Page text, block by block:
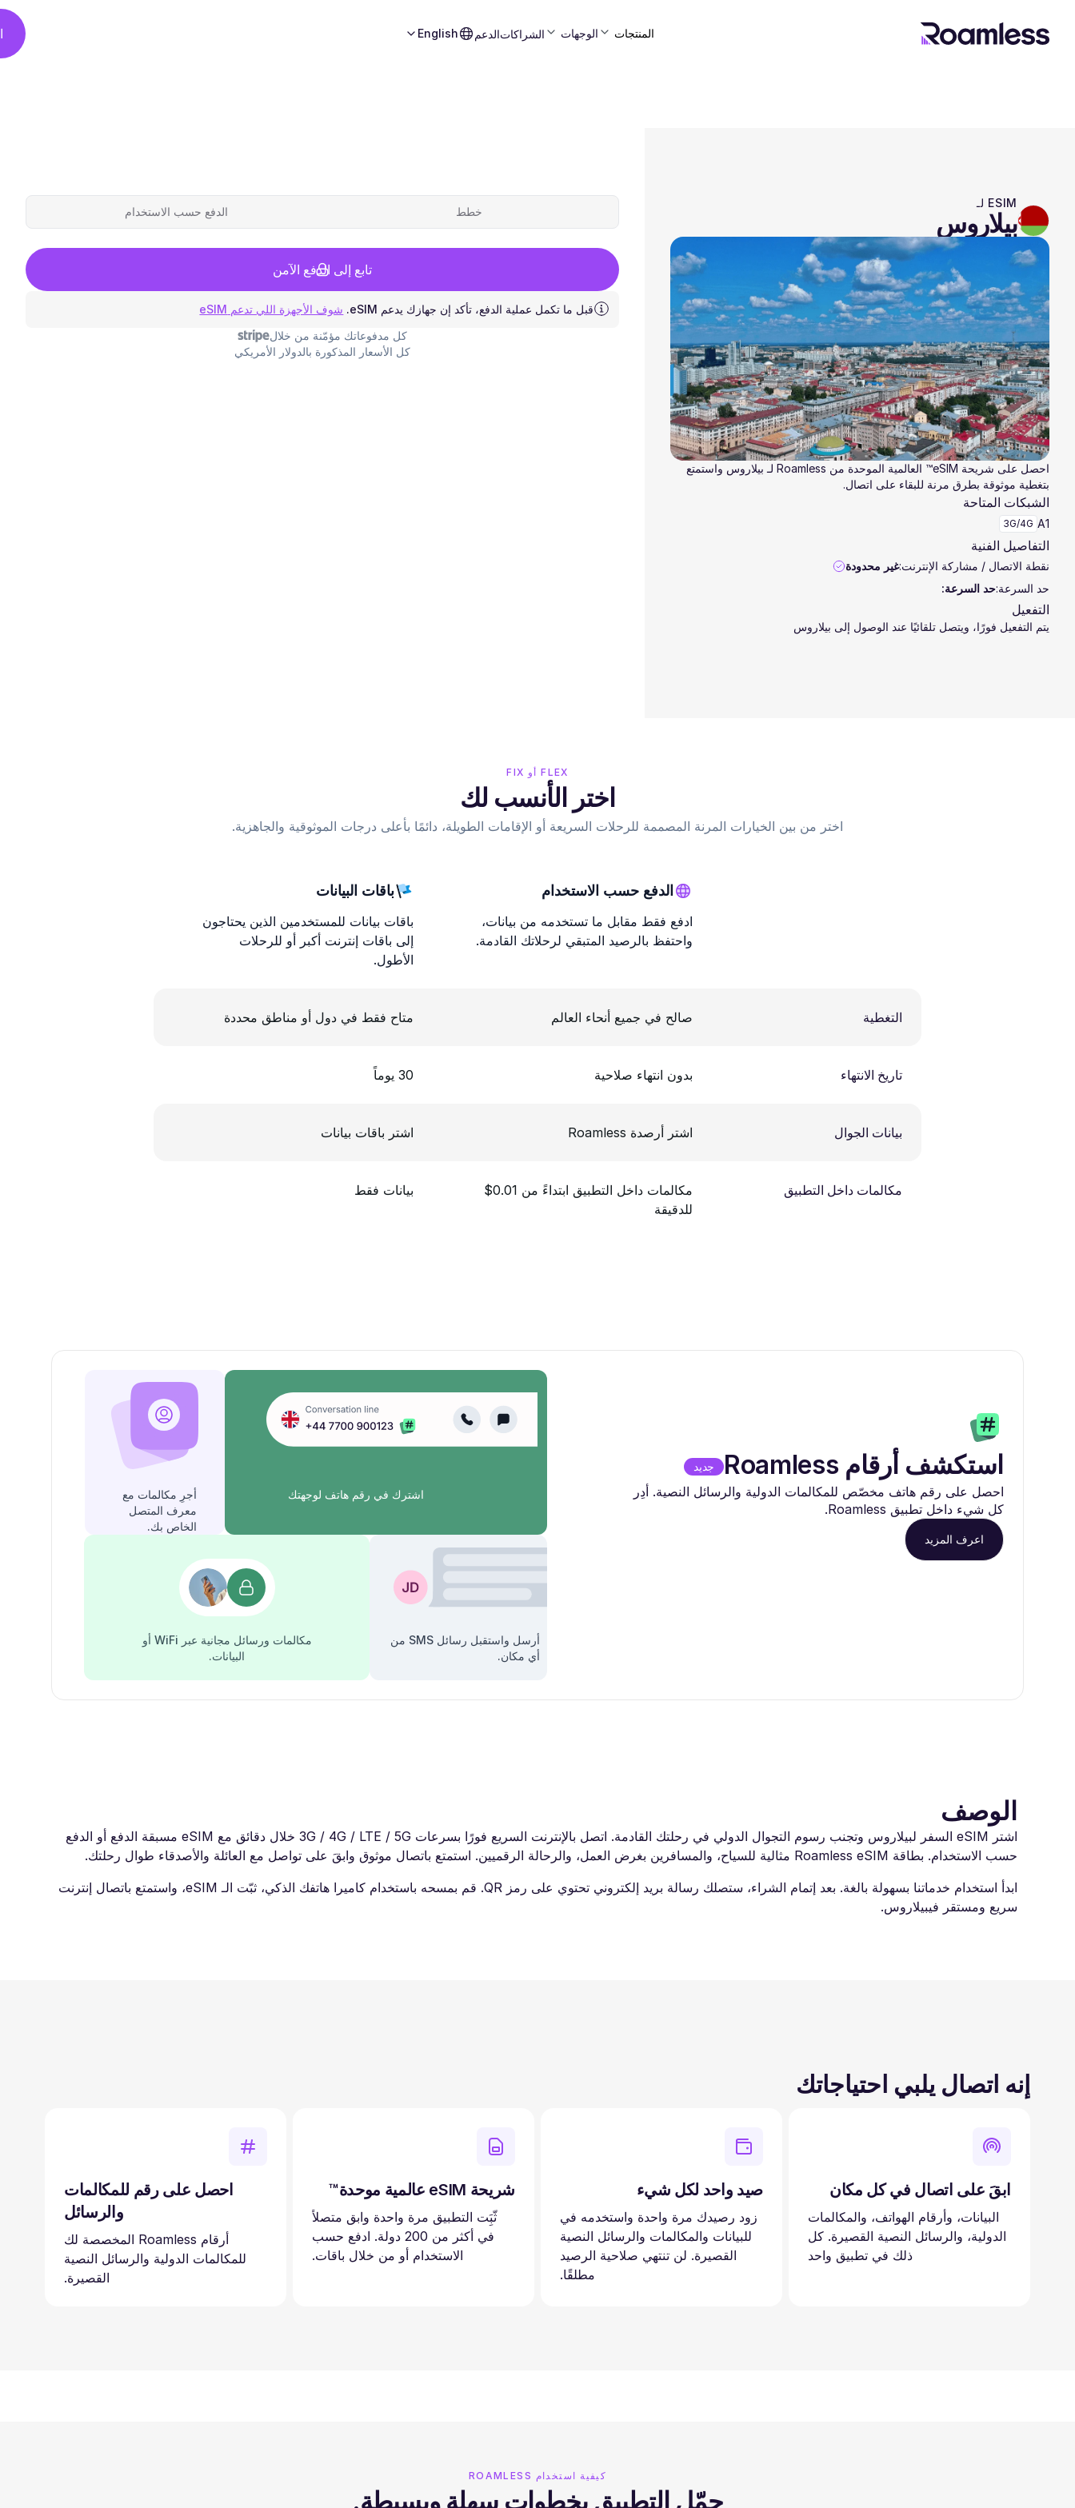
المنتجات الوجهات الشراكاتالدعم English
ESIM لـ
بيلاروس
احصل على شريحة eSIM™ العالمية الموحدة من Roamless لـ بيلاروس واستمتع
بتغطية موثوقة بطرق مرنة للبقاء على اتصال.
الشبكات المتاحة
A1
3G/4G
التفاصيل الفنية
نقطة الاتصال / مشاركة الإنترنت:غير محدودة
حد السرعة:حد السرعة:
التفعيل
يتم التفعيل فورًا، ويتصل تلقائيًا عند الوصول إلى بيلاروس
خطط الدفع حسب الاستخدام
تابع إلى الدفع الآمن
قبل ما تكمل عملية الدفع، تأكد إن جهازك يدعم eSIM.
شوف الأجهزة اللي تدعم eSIM
كل مدفوعاتك مؤمّنة من خلال
كل الأسعار المذكورة بالدولار الأمريكي
FLEX أو FIX
اختر الأنسب لك
اختر من بين الخيارات المرنة المصممة للرحلات السريعة أو الإقامات الطويلة، دائمًا بأعلى درجات الموثوقية والجاهزية.
الدفع حسب الاستخدام
ادفع فقط مقابل ما تستخدمه من بيانات،
واحتفظ بالرصيد المتبقي لرحلاتك القادمة.
باقات البيانات
باقات بيانات للمستخدمين الذين يحتاجون
إلى باقات إنترنت أكبر أو للرحلات
الأطول.
التغطية صالح في جميع أنحاء العالم متاح فقط في دول أو مناطق محددة
تاريخ الانتهاء بدون انتهاء صلاحية 30 يوماً
بيانات الجوال اشتر أرصدة Roamless اشتر باقات بيانات
مكالمات داخل التطبيق
مكالمات داخل التطبيق ابتداءً من 0.01$
للدقيقة
بيانات فقط
استكشف أرقام Roamless جديد
احصل على رقم هاتف مخصّص للمكالمات الدولية والرسائل النصية. أدِر
كل شيء داخل تطبيق Roamless.
اعرف المزيد
اشترك في رقم هاتف لوجهتك
أجرِ مكالمات مع
معرف المتصل
الخاص بك.
أرسل واستقبل رسائل SMS من
أي مكان.
مكالمات ورسائل مجانية عبر WiFi أو
البيانات.
الوصف
اشتر eSIM السفر لبيلاروس وتجنب رسوم التجوال الدولي في رحلتك القادمة. اتصل بالإنترنت السريع فورًا بسرعات ‎3G / 4G / LTE / 5G‎ خلال دقائق مع eSIM مسبقة الدفع أو الدفع
حسب الاستخدام. بطاقة Roamless eSIM مثالية للسياح، والمسافرين بغرض العمل، والرحالة الرقميين. استمتع باتصال موثوق وابقَ على تواصل مع العائلة والأصدقاء طوال رحلتك.
ابدأ استخدام خدماتنا بسهولة بالغة. بعد إتمام الشراء، ستصلك رسالة بريد إلكتروني تحتوي على رمز QR. قم بمسحه باستخدام كاميرا هاتفك الذكي، ثبّت الـ eSIM، واستمتع باتصال إنترنت
سريع ومستقر فيبيلاروس.
إنه اتصال يلبي احتياجاتك
ابقَ على اتصال في كل مكان
البيانات، وأرقام الهواتف، والمكالمات
الدولية، والرسائل النصية القصيرة. كل
ذلك في تطبيق واحد
صيد واحد لكل شيء
زود رصيدك مرة واحدة واستخدمه في
للبيانات والمكالمات والرسائل النصية
القصيرة. لن تنتهي صلاحية الرصيد
مطلقًا.
شريحة eSIM عالمية موحدة™
ثّبَِت التطبيق مرة واحدة وابق متصلاً
في أكثر من 200 دولة. ادفع حسب
الاستخدام أو من خلال باقات.
احصل على رقم للمكالمات
والرسائل
أرقام Roamless المخصصة لك
للمكالمات الدولية والرسائل النصية
القصيرة.
كيفية استخدام ROAMLESS
حمّل التطبيق بخطوات سهلة وبسيطة.